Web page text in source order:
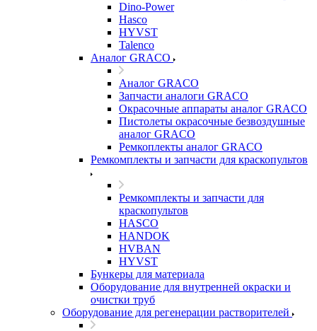
Dino-Power
Hasco
HYVST
Talenco
Аналог GRACO
Аналог GRACO
Запчасти аналоги GRACO
Окрасочные аппараты аналог GRACO
Пистолеты окрасочные безвоздушные
аналог GRACO
Ремкоплекты аналог GRACO
Ремкомплекты и запчасти для краскопультов
Ремкомплекты и запчасти для
краскопультов
HASCO
HANDOK
HVBAN
HYVST
Бункеры для материала
Оборудование для внутренней окраски и
очистки труб
Оборудование для регенерации растворителей